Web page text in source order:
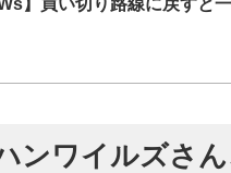
ンワイルズさ